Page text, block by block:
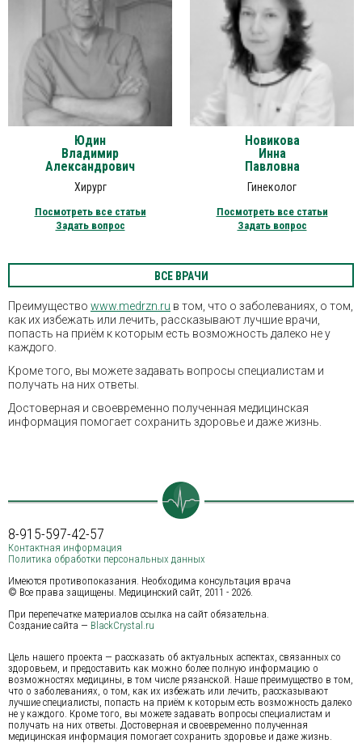
Юдин
Владимир
Александрович
Хирург
Посмотреть все статьи
Задать вопрос
Новикова
Инна
Павловна
Гинеколог
Посмотреть все статьи
Задать вопрос
ВСЕ ВРАЧИ
Преимущество www.medrzn.ru в том, что о заболеваниях, о том,
как их избежать или лечить, рассказывают лучшие врачи,
попасть на приём к которым есть возможность далеко не у
каждого.
Кроме того, вы можете задавать вопросы специалистам и
получать на них ответы.
Достоверная и своевременно полученная медицинская
информация помогает сохранить здоровье и даже жизнь.
8-915-597-42-57
Контактная информация
Политика обработки персональных данных
Имеются противопоказания. Необходима консультация врача
© Все права защищены. Медицинский сайт, 2011 - 2026.
При перепечатке материалов ссылка на сайт обязательна.
Создание сайта — BlackCrystal.ru
Цель нашего проекта — рассказать об актуальных аспектах, связанных со
здоровьем, и предоставить как можно более полную информацию о
возможностях медицины, в том числе рязанской. Наше преимущество в том,
что о заболеваниях, о том, как их избежать или лечить, рассказывают
лучшие специалисты, попасть на приём к которым есть возможность далеко
не у каждого. Кроме того, вы можете задавать вопросы специалистам и
получать на них ответы. Достоверная и своевременно полученная
медицинская информация помогает сохранить здоровье и даже жизнь.